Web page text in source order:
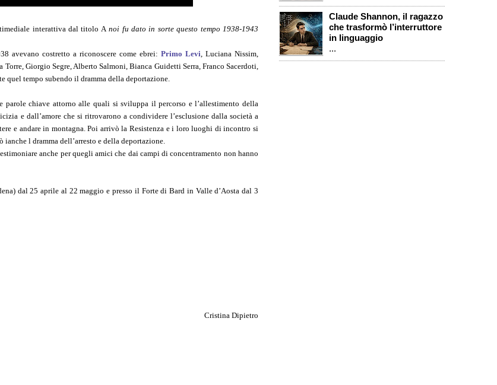
interattiva dal titolo A noi fu dato in sorte questo tempo 1938-1943
avevano costretto a riconoscere come ebrei: Primo Levi , Luciana Nissim,
Giorgio Segre, Alberto Salmoni, Bianca Guidetti Serra, Franco Sacerdoti,
tempo subendo il dramma della deportazione.
chiave attorno alle quali si sviluppa il percorso e l’allestimento della
e dall’amore che si ritrovarono a condividere l’esclusione dalla società a
e andare in montagna. Poi arrivò la Resistenza e i loro luoghi di incontro si
l dramma dell’arresto e della deportazione.
anche per quegli amici che dai campi di concentramento non hanno
dal 25 aprile al 22 maggio e presso il Forte di Bard in Valle d’Aosta dal 3
Cristina Dipietro
Claude Shannon, il ragazzo
che trasformò l’interruttore
in linguaggio
...